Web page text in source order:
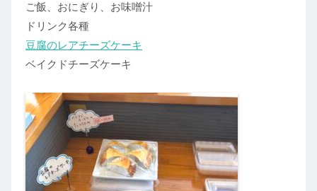
ご飯、おにぎり、お味噌汁
ドリンク各種
豆腐のレアチーズケーキ
ベイクドチーズケーキ